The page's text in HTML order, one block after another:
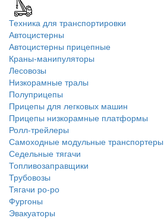
Техника для транспортировки
Автоцистерны
Автоцистерны прицепные
Краны-манипуляторы
Лесовозы
Низкорамные тралы
Полуприцепы
Прицепы для легковых машин
Прицепы низкорамные платформы
Ролл-трейлеры
Самоходные модульные транспортеры
Седельные тягачи
Топливозаправщики
Трубовозы
Тягачи ро-ро
Фургоны
Эвакуаторы